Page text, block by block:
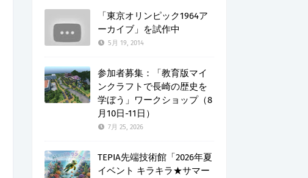
「東京オリンピック1964ア
ーカイブ」を試作中
5月 19, 2014
参加者募集：「教育版マイ
ンクラフトで長崎の歴史を
学ぼう」ワークショップ（8
月10日-11日）
7月 25, 2026
TEPIA先端技術館「2026年夏
イベント キラキラ★サマー